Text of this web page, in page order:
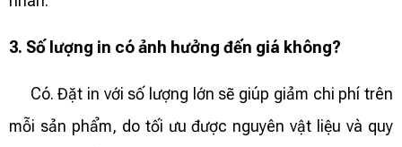
3. Số lượng in có ảnh hưởng đến giá không?
Có. Đặt in với số lượng lớn sẽ giúp giảm chi phí trên
mỗi sản phẩm, do tối ưu được nguyên vật liệu và quy